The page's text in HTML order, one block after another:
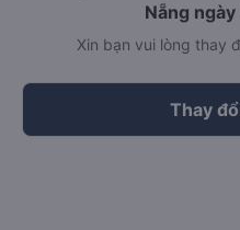
Nẵng
Xin bạn vui lòng thay
Thay